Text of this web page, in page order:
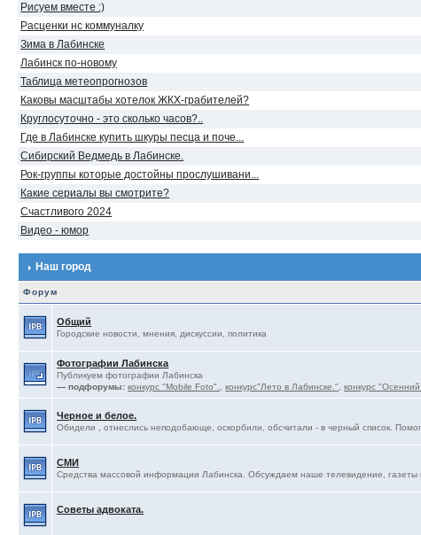
Рисуем вместе :)
Расценки нс коммуналку
Зима в Лабинске
Лабинск по-новому
Таблица метеопрогнозов
Каковы масштабы хотелок ЖКХ-грабителей?
Круглосуточно - это сколько часов?..
Где в Лабинске купить шкуры песца и поче...
Сибирский Ведмедь в Лабинске.
Рок-группы которые достойны прослушивани...
Какие сериалы вы смотрите?
Счастливого 2024
Видео - юмор
Наш город
Форум
Общий
Городские новости, мнения, дискуссии, политика
Фотографии Лабинска
Публикуем фотографии Лабинска
— подфорумы: конкурс "Mobile Foto". ,конкурс"Лето в Лабинске." ,конкурс
Черное и белое.
Обидели , отнеслись неподобающе, оскорбили, обсчитали - в черный список.
СМИ
Средства массовой информации Лабинска. Обсуждаем наше телевидение, газеты
Советы адвоката.